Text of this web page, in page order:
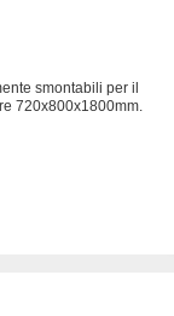
smontabili per il
720x800x1800mm.